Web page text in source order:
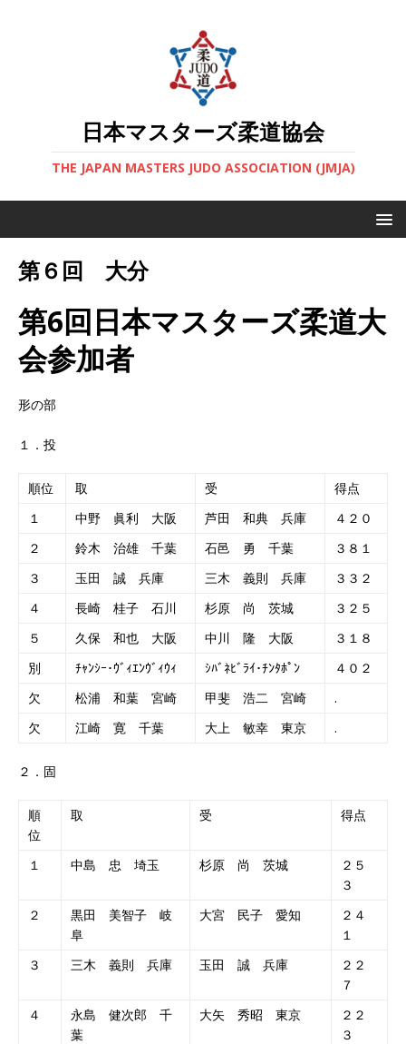
日本マスターズ柔道協会
THE JAPAN MASTERS JUDO ASSOCIATION (JMJA)
第６回 大分
第6回日本マスターズ柔道大
会参加者
形の部
１．投
順位 取 受
得点
１
中野 眞利 大阪 芦田 和典 兵庫
４２０
２
鈴木 治雄 千葉 石邑 勇 千葉
３８１
３
玉田 誠 兵庫 三木 義則 兵庫
３３２
４
長崎 桂子 石川 杉原 尚 茨城
３２５
５
久保 和也 大阪 中川 隆 大阪
３１８
別
ﾁｬﾝｼｰ･ｳﾞｨｴﾝｳﾞｨｳｨ ｼﾊﾞﾈﾋﾞﾗｲ･ﾁﾝﾀﾎﾟﾝ
４０２
欠
松浦 和葉 宮崎 甲斐 浩二 宮崎
.
欠
江崎 寛 千葉 大上 敏幸 東京 .
２．固
順
位
取 受 得点
１ 中島 忠 埼玉 杉原 尚 茨城
２５
３
２
黒田 美智子 岐
阜
大宮 民子 愛知
２４
１
３
三木 義則 兵庫 玉田 誠 兵庫
２２
７
４
永島 健次郎 千
葉
大矢 秀昭 東京
２２
３